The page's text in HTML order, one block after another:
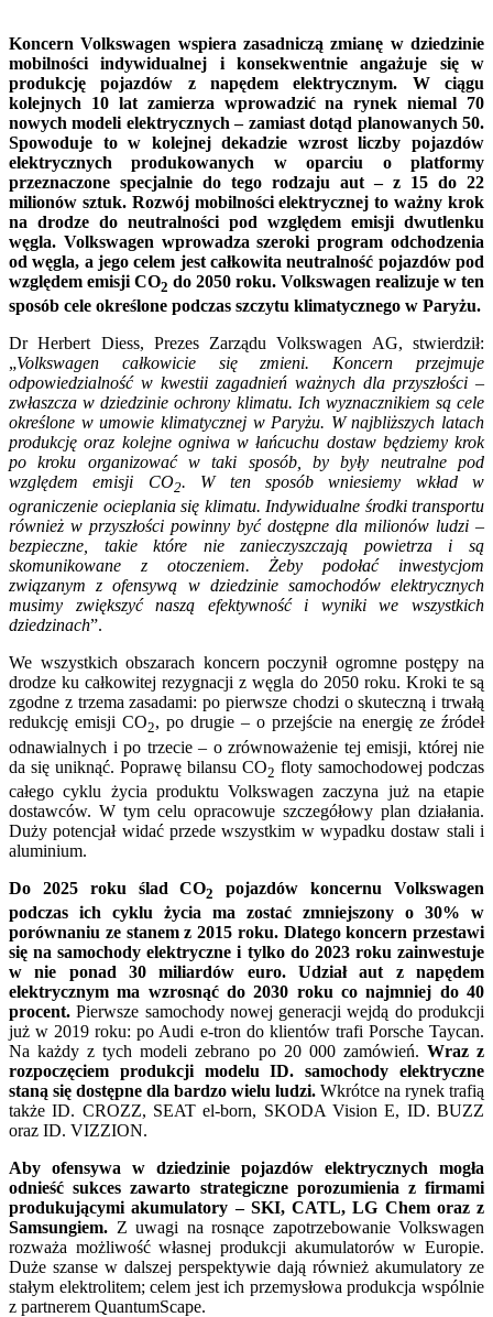
Koncern Volkswagen wspiera zasadniczą zmianę w dziedzinie
mobilności indywidualnej i konsekwentnie angażuje się w
produkcję pojazdów z napędem elektrycznym. W ciągu
kolejnych 10 lat zamierza wprowadzić na rynek niemal 70
nowych modeli elektrycznych – zamiast dotąd planowanych 50.
Spowoduje to w kolejnej dekadzie wzrost liczby pojazdów
elektrycznych produkowanych w oparciu o platformy
przeznaczone specjalnie do tego rodzaju aut – z 15 do 22
milionów sztuk. Rozwój mobilności elektrycznej to ważny krok
na drodze do neutralności pod względem emisji dwutlenku
węgla. Volkswagen wprowadza szeroki program odchodzenia
od węgla, a jego celem jest całkowita neutralność pojazdów pod
względem emisji CO2 do 2050 roku. Volkswagen realizuje w ten
sposób cele określone podczas szczytu klimatycznego w Paryżu.
Dr Herbert Diess, Prezes Zarządu Volkswagen AG, stwierdził:
„Volkswagen całkowicie się zmieni. Koncern przejmuje
odpowiedzialność w kwestii zagadnień ważnych dla przyszłości –
zwłaszcza w dziedzinie ochrony klimatu. Ich wyznacznikiem są cele
określone w umowie klimatycznej w Paryżu. W najbliższych latach
produkcję oraz kolejne ogniwa w łańcuchu dostaw będziemy krok
po kroku organizować w taki sposób, by były neutralne pod
względem emisji CO2. W ten sposób wniesiemy wkład w
ograniczenie ocieplania się klimatu. Indywidualne środki transportu
również w przyszłości powinny być dostępne dla milionów ludzi –
bezpieczne, takie które nie zanieczyszczają powietrza i są
skomunikowane z otoczeniem. Żeby podołać inwestycjom
związanym z ofensywą w dziedzinie samochodów elektrycznych
musimy zwiększyć naszą efektywność i wyniki we wszystkich
dziedzinach”.
We wszystkich obszarach koncern poczynił ogromne postępy na
drodze ku całkowitej rezygnacji z węgla do 2050 roku. Kroki te są
zgodne z trzema zasadami: po pierwsze chodzi o skuteczną i trwałą
redukcję emisji CO2, po drugie – o przejście na energię ze źródeł
odnawialnych i po trzecie – o zrównoważenie tej emisji, której nie
da się uniknąć. Poprawę bilansu CO2 floty samochodowej podczas
całego cyklu życia produktu Volkswagen zaczyna już na etapie
dostawców. W tym celu opracowuje szczegółowy plan działania.
Duży potencjał widać przede wszystkim w wypadku dostaw stali i
aluminium.
Do 2025 roku ślad CO2
pojazdów koncernu Volkswagen
podczas ich cyklu życia ma zostać zmniejszony o 30% w
porównaniu ze stanem z 2015 roku. Dlatego koncern przestawi
się na samochody elektryczne i tylko do 2023 roku zainwestuje
w nie ponad 30 miliardów euro.
Udział aut z napędem
elektrycznym ma wzrosnąć do 2030 roku co najmniej do 40
procent. Pierwsze samochody nowej generacji wejdą do produkcji
już w 2019 roku: po Audi e-tron do klientów trafi Porsche Taycan.
Na każdy z tych modeli zebrano po 20 000 zamówień. Wraz z
rozpoczęciem produkcji modelu ID. samochody elektryczne
staną się dostępne dla bardzo wielu ludzi. Wkrótce na rynek trafią
także ID. CROZZ, SEAT el-born, SKODA Vision E, ID. BUZZ
oraz ID. VIZZION.
Aby ofensywa w dziedzinie pojazdów elektrycznych mogła
odnieść sukces zawarto strategiczne porozumienia z firmami
produkującymi akumulatory – SKI, CATL, LG Chem oraz z
Samsungiem. Z uwagi na rosnące zapotrzebowanie Volkswagen
rozważa możliwość własnej produkcji akumulatorów w Europie.
Duże szanse w dalszej perspektywie dają również akumulatory ze
stałym elektrolitem; celem jest ich przemysłowa produkcja wspólnie
z partnerem QuantumScape.